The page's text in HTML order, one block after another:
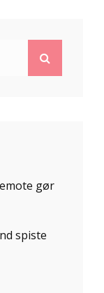
gør
spiste